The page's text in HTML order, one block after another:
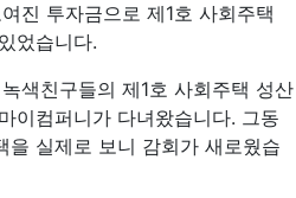
진 투자금으로 제1호 사회주택
었습니다.
색친구들의 제1호 사회주택 성산
이컴퍼니가 다녀왔습니다. 그동
을 실제로 보니 감회가 새로웠습